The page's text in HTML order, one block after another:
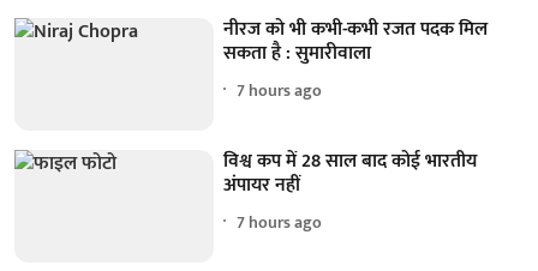
नीरज को भी कभी-कभी रजत पदक मिल
सकता है : सुमारीवाला
7 hours ago
विश्व कप में 28 साल बाद कोई भारतीय
अंपायर नहीं
7 hours ago